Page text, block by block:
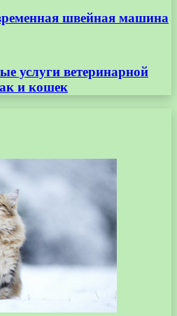
швейная машина
услуги ветеринарной
и кошек